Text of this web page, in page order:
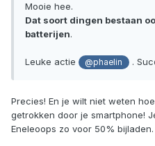
Mooie hee.
Dat soort dingen bestaan
batterijen.
Leuke actie @phaelin .
Precies! En je wilt niet weten
getrokken door je smartphone!
Eneleoops zo voor 50% bijladen.